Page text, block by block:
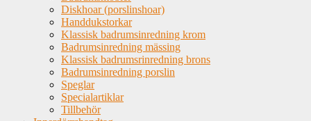
Diskhoar (porslinshoar)
Handdukstorkar
Klassisk badrumsinredning krom
Badrumsinredning mässing
Klassisk badrumsrinredning brons
Badrumsinredning porslin
Speglar
Specialartiklar
Tillbehör